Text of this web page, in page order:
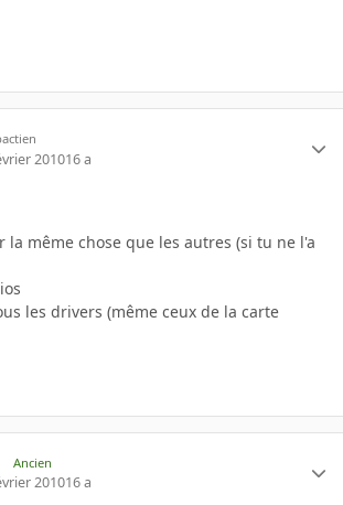
201016 a
la même chose que les autres (si tu ne l'a
les drivers (même ceux de la carte
Ancien
201016 a